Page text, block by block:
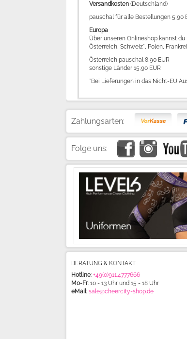
Versandkosten (Deutschland)
pauschal für alle Bestellungen 5,90
Europa
Über unseren Onlineshop kannst
Österreich, Schweiz*, Polen,
Österreich pauschal 8,90 EUR
sonstige Länder 15,90 EUR
*Bei Lieferungen in das Nicht-EU
Zahlungsarten:
Folge uns:
BERATUNG & KONTAKT
Hotline: +49(0)911.4777666
Mo-Fr: 10 - 13 Uhr und 15 - 18 Uhr
eMail: sale@cheercity-shop.de